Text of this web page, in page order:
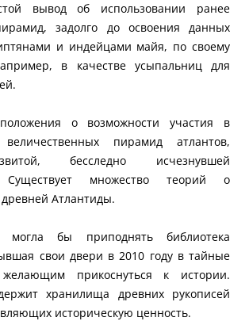
вывод об использовании ранее
задолго до освоения данных
и индейцами майя, по своему
в качестве усыпальниц для
о возможности участия в
величественных пирамид атлантов,
бесследно исчезнувшей
Существует множество теорий о
Атлантиды.
могла бы приподнять библиотека
свои двери в 2010 году в тайные
прикоснуться к истории.
хранилища древних рукописей
историческую ценность.